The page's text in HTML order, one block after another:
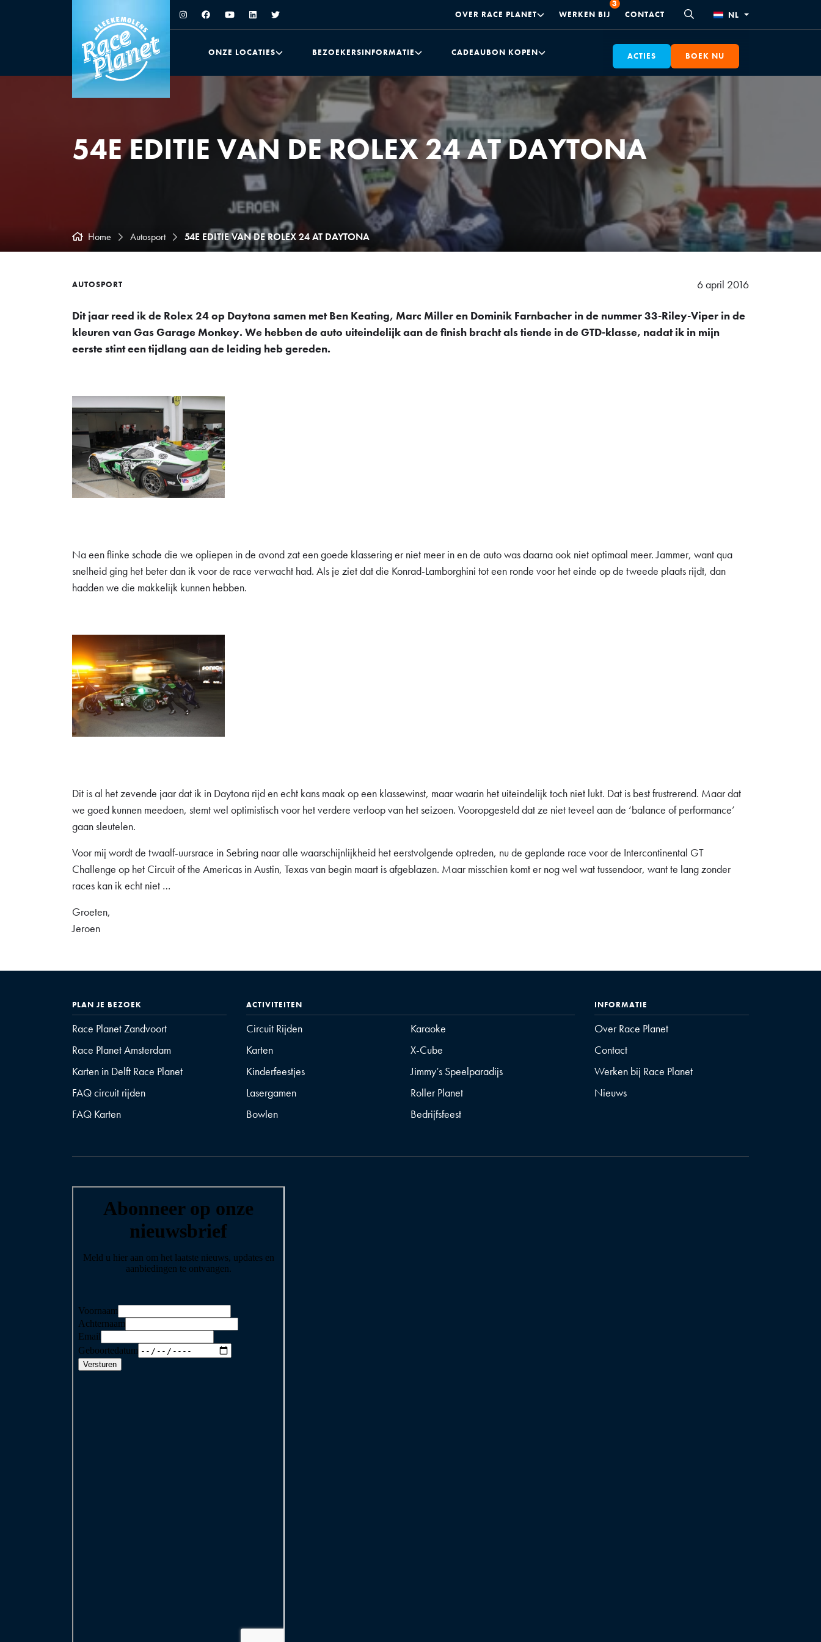
OVER RACE PLANET WERKEN BIJ CONTACT NL
ONZE LOCATIES BEZOEKERSINFORMATIE CADEAUBON KOPEN ACTIES BOEK NU
54E EDITIE VAN DE ROLEX 24 AT DAYTONA
Home Autosport 54E EDITIE VAN DE ROLEX 24 AT DAYTONA
AUTOSPORT 6 april 2016
Dit jaar reed ik de Rolex 24 op Daytona samen met Ben Keating, Marc Miller en Dominik Farnbacher in de nummer 33-Riley-Viper in de
kleuren van Gas Garage Monkey. We hebben de auto uiteindelijk aan de finish bracht als tiende in de GTD-klasse, nadat ik in mijn
eerste stint een tijdlang aan de leiding heb gereden.
Na een flinke schade die we opliepen in de avond zat een goede klassering er niet meer in en de auto was daarna ook niet optimaal meer. Jammer, want qua
snelheid ging het beter dan ik voor de race verwacht had. Als je ziet dat die Konrad-Lamborghini tot een ronde voor het einde op de tweede plaats rijdt, dan
hadden we die makkelijk kunnen hebben.
Dit is al het zevende jaar dat ik in Daytona rijd en echt kans maak op een klassewinst, maar waarin het uiteindelijk toch niet lukt. Dat is best frustrerend. Maar dat
we goed kunnen meedoen, stemt wel optimistisch voor het verdere verloop van het seizoen. Vooropgesteld dat ze niet teveel aan de ‘balance of performance’
gaan sleutelen.
Voor mij wordt de twaalf-uursrace in Sebring naar alle waarschijnlijkheid het eerstvolgende optreden, nu de geplande race voor de Intercontinental GT
Challenge op het Circuit of the Americas in Austin, Texas van begin maart is afgeblazen. Maar misschien komt er nog wel wat tussendoor, want te lang zonder
races kan ik echt niet …
Groeten,
Jeroen
PLAN JE BEZOEK
Race Planet Zandvoort
Race Planet Amsterdam
Karten in Delft Race Planet
FAQ circuit rijden
FAQ Karten
ACTIVITEITEN
Circuit Rijden
Karaoke
Karten
X-Cube
Kinderfeestjes
Jimmy’s Speelparadijs
Lasergamen
Roller Planet
Bowlen
Bedrijfsfeest
INFORMATIE
Over Race Planet
Contact
Werken bij Race Planet
Nieuws